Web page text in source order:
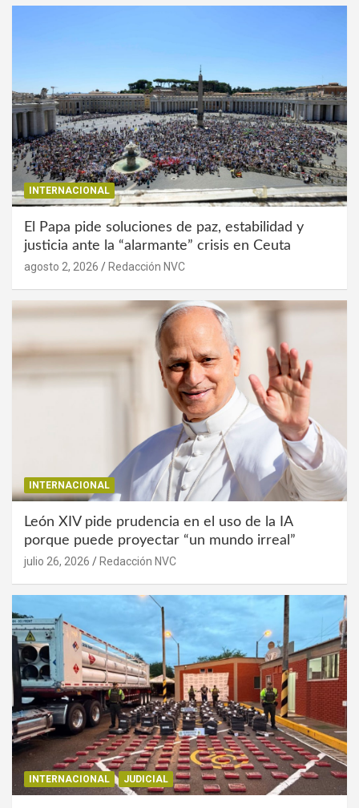
INTERNACIONAL
El Papa pide soluciones de paz, estabilidad y
justicia ante la “alarmante” crisis en Ceuta
agosto 2, 2026 Redacción NVC
INTERNACIONAL
León XIV pide prudencia en el uso de la IA
porque puede proyectar “un mundo irreal”
julio 26, 2026 Redacción NVC
INTERNACIONAL JUDICIAL